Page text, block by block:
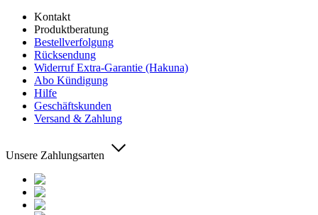
Kontakt
Produktberatung
Bestellverfolgung
Rücksendung
Widerruf Extra-Garantie (Hakuna)
Abo Kündigung
Hilfe
Geschäftskunden
Versand & Zahlung
Unsere Zahlungsarten